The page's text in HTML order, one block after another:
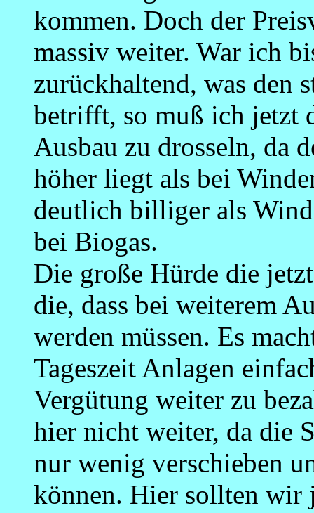
kommen. Doch der
massiv weiter. War ich
zurückhaltend, was den
betrifft, so muß ich jetzt
Ausbau zu drosseln, da
höher liegt als bei
deutlich billiger als
bei Biogas.
Die große Hürde die
die, dass bei weiterem
werden müssen. Es
Tageszeit Anlagen
Vergütung weiter zu
hier nicht weiter, da die
nur wenig verschieben
können. Hier sollten wir